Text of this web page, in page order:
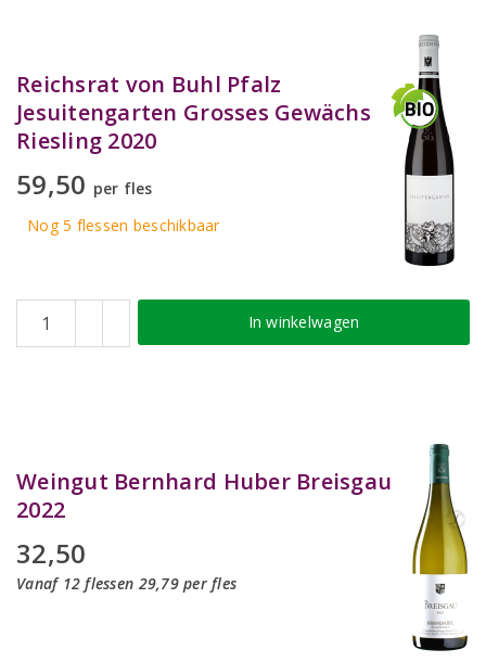
Reichsrat von Buhl Pfalz
Jesuitengarten Grosses Gewächs
Riesling 2020
59,50 per fles
Nog 5 flessen beschikbaar
In winkelwagen
Weingut Bernhard Huber Breisgau
2022
32,50
Vanaf 12 flessen 29,79 per fles